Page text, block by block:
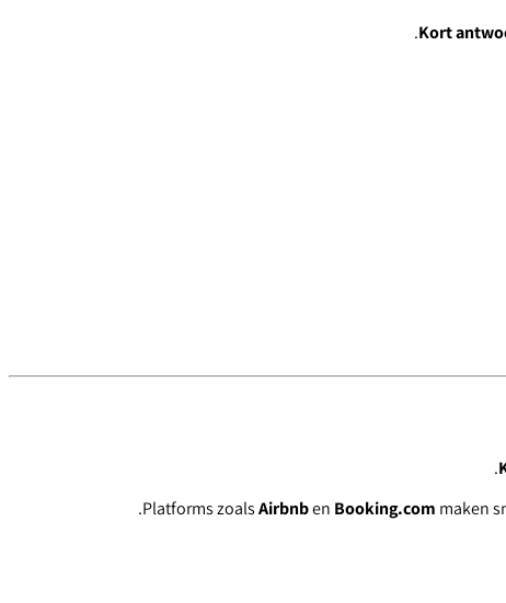
Kort
Platforms zoalsAirbnben Booking.com maken